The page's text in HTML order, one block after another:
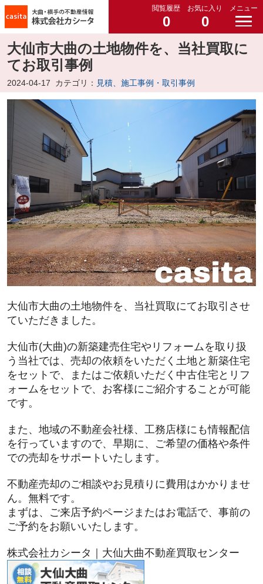
閲覧履歴
0
お気に入り
0
メニュー
大仙市大曲の土地物件を、当社買取に
てお取引事例
2024-04-17 カテゴリ： 見積、施工事例・取引事例
大仙市大曲の土地物件を、当社買取にてお取引させ
ていただきました。
大仙市(大曲)の新築建売住宅やリフォームを取り扱
う当社では、売却の依頼をいただく土地と新築住宅
をセットで、またはご依頼いただく中古住宅とリフ
ォームをセットで、お客様にご紹介することが可能
です。
また、地域の不動産会社様、工務店様にも情報配信
を行っていますので、早期に、ご希望の価格や条件
での売却をサポートいたします。
不動産売却のご相談やお見積りに費用はかかりませ
ん。無料です。
まずは、ご来店予約ページまたはお電話で、事前の
ご予約をお願いいたします。
株式会社カシータ｜大仙大曲不動産買取センター